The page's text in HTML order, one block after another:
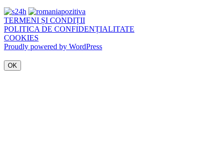
TERMENI ȘI CONDIȚII
POLITICA DE CONFIDENȚIALITATE
COOKIES
Proudly powered by WordPress
OK